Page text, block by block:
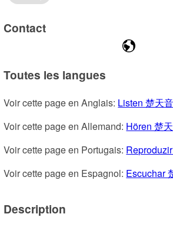
Contact
Toutes les langues
Voir cette page en Anglais: Listen 楚天
Voir cette page en Allemand: Hören 楚
Voir cette page en Portugais:
Voir cette page en Espagnol: Escuchar
Description